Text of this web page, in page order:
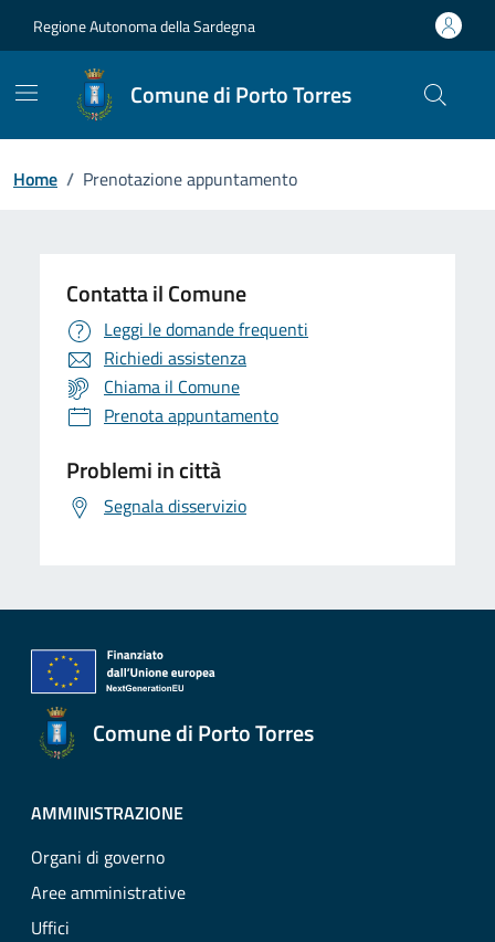
Regione Autonoma della Sardegna
Comune di Porto Torres
Home / Prenotazione appuntamento
Contatta il Comune
Leggi le domande frequenti
Richiedi assistenza
Chiama il Comune
Prenota appuntamento
Problemi in città
Segnala disservizio
Comune di Porto Torres
AMMINISTRAZIONE
Organi di governo
Aree amministrative
Uffici